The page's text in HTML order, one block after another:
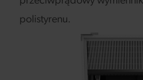
polistyrenu.